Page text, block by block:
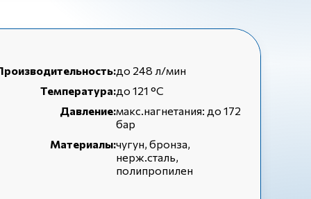
до 248 л/мин
Температура:до 121 °С
Давление:макс.нагнетания: до 172
бар
Материалы:чугун, бронза,
нерж.сталь,
полипропилен